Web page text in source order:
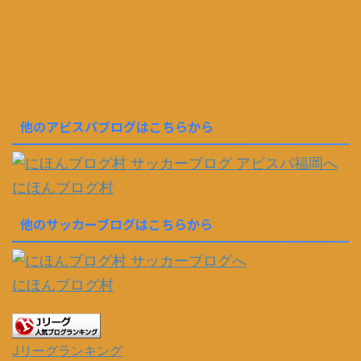
他のアビスパブログはこちらから
にほんブログ村
他のサッカーブログはこちらから
にほんブログ村
Jリーグランキング